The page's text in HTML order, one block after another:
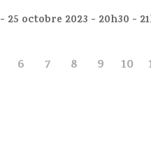
- 25 octobre 2023 - 20h30 -
6 7 8 9 10